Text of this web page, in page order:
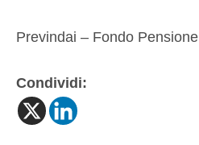
Previndai – Fondo Pensione
Condividi: